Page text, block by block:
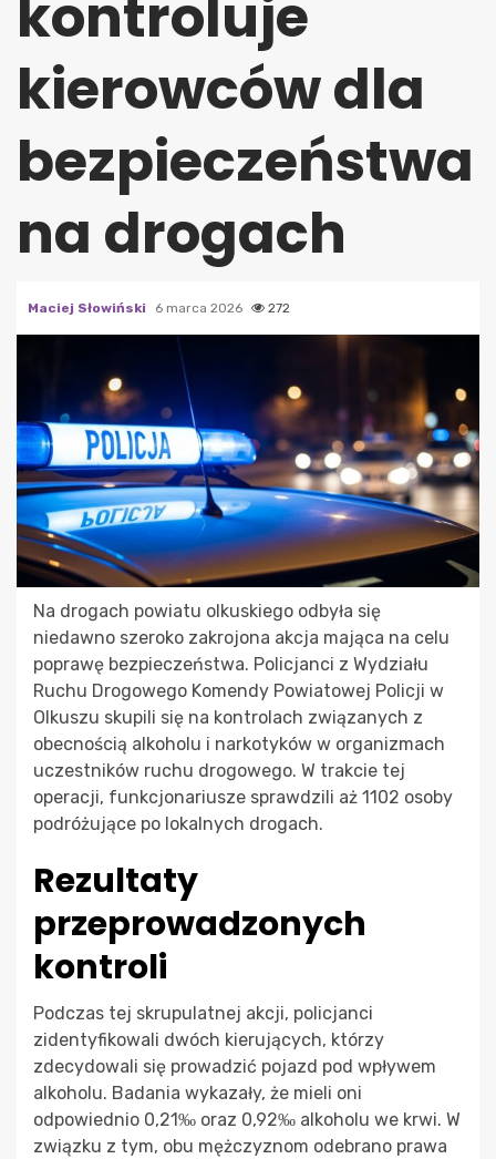
kontroluje
kierowców dla
bezpieczeństwa
na drogach
Maciej Słowiński 6 marca 2026 272
Na drogach powiatu olkuskiego odbyła się
niedawno szeroko zakrojona akcja mająca na celu
poprawę bezpieczeństwa. Policjanci z Wydziału
Ruchu Drogowego Komendy Powiatowej Policji w
Olkuszu skupili się na kontrolach związanych z
obecnością alkoholu i narkotyków w organizmach
uczestników ruchu drogowego. W trakcie tej
operacji, funkcjonariusze sprawdzili aż 1102 osoby
podróżujące po lokalnych drogach.
Rezultaty
przeprowadzonych
kontroli
Podczas tej skrupulatnej akcji, policjanci
zidentyfikowali dwóch kierujących, którzy
zdecydowali się prowadzić pojazd pod wpływem
alkoholu. Badania wykazały, że mieli oni
odpowiednio 0,21‰ oraz 0,92‰ alkoholu we krwi. W
związku z tym, obu mężczyznom odebrano prawa